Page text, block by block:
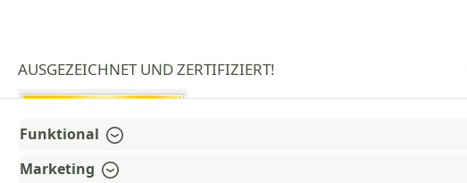
AUSGEZEICHNET UND ZERTIFIZIERT!
Funktional
Marketing